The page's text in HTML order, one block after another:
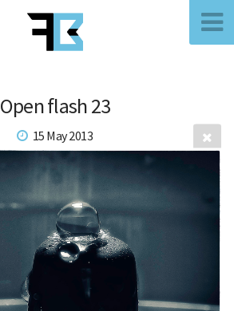
Open flash 23
15 May 2013